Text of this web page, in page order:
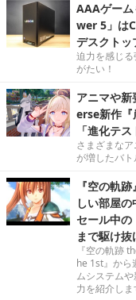
『空の軌跡
しい部屋
セール中
まで駆け抜
『空の軌跡
ムシステム
力を紹介しま
かわいい…
ースの『パ
正式版で登
『崩壊：ス
「限定ギフ
フクーポ
んでお届け
限定ギフト